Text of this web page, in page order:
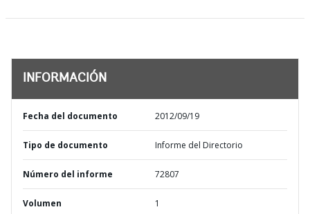
INFORMACIÓN
Fecha del documento 2012/09/19
Tipo de documento Informe del Directorio
Número del informe 72807
Volumen 1